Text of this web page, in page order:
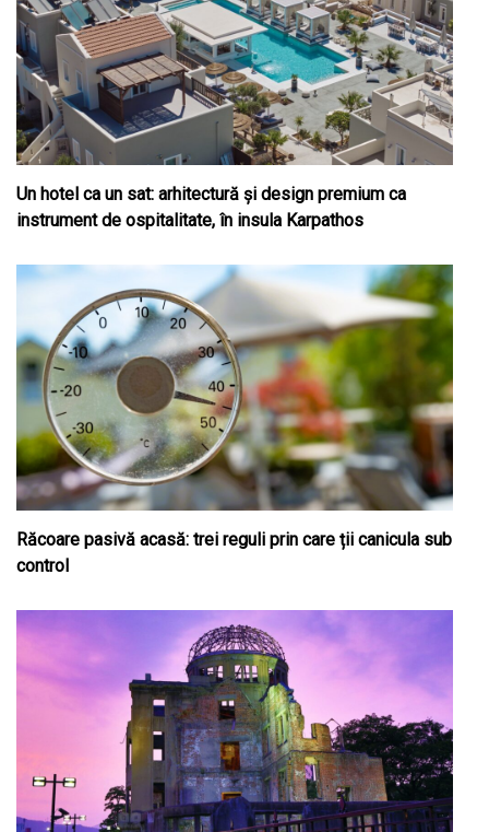
Un hotel ca un sat: arhitectură și design premium ca
instrument de ospitalitate, în insula Karpathos
Răcoare pasivă acasă: trei reguli prin care ții canicula sub
control